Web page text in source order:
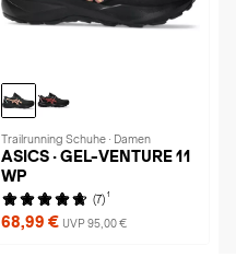
Trailrunning Schuhe · Damen
ASICS · GEL-VENTURE 11
WP
(7) 1
68,99 € UVP 95,00 €